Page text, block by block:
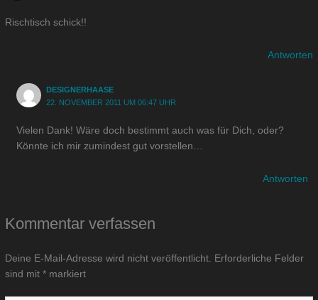
Rischtisch schick!!
Antworten
DESIGNERHAASE
22. NOVEMBER 2011 UM 06:47 UHR
Vielen Dank! Wäre doch bestimmt auch was für Dich, oder?
Könnte ich mir zumindest gut vorstellen…
Antworten
Kommentar verfassen
Deine E-Mail-Adresse wird nicht veröffentlicht.
Erforderliche Felder
sind mit* markiert